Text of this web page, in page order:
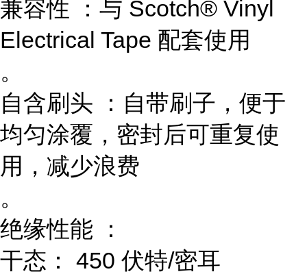
兼容性 ：与 Scotch® Vinyl
Electrical Tape 配套使用
。
自含刷头 ：自带刷子，便于
均匀涂覆，密封后可重复使
用，减少浪费
。
绝缘性能 ：
干态： 450 伏特/密耳